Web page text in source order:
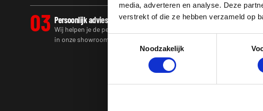
media, adverteren en analyse. Deze
verstrekt of die ze hebben verzameld op
Toestemmingsselectie
Noodzakelijk
03 Persoonlijk advies
Wij helpen je de perfecte scooter te vinden die past bij jouw wensen en
in onze showroom of neem contact op.